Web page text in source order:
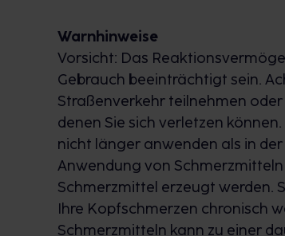
Das Wirkprinzip basiert auf der
Entstehung von Fieber,
Werden die körpereigenen
Schmerzempfinden aus. Der
Kindern ab 6 Jahren verabreicht
ANWENDUNGSEMPFEHLUNG
Erwachsene und Jugendliche ab
Filmtablette IbuHEXAL® akut
Flüssigkeit (z. B. einem Glas
Warnhinweise
Vorsicht: Das
Gebrauch beeinträchtigt sein.
Straßenverkehr teilnehmen
denen Sie sich verletzen
nicht länger anwenden als in
Anwendung von
Schmerzmittel erzeugt werden.
Ihre Kopfschmerzen chronisch
Schmerzmitteln kann zu einer